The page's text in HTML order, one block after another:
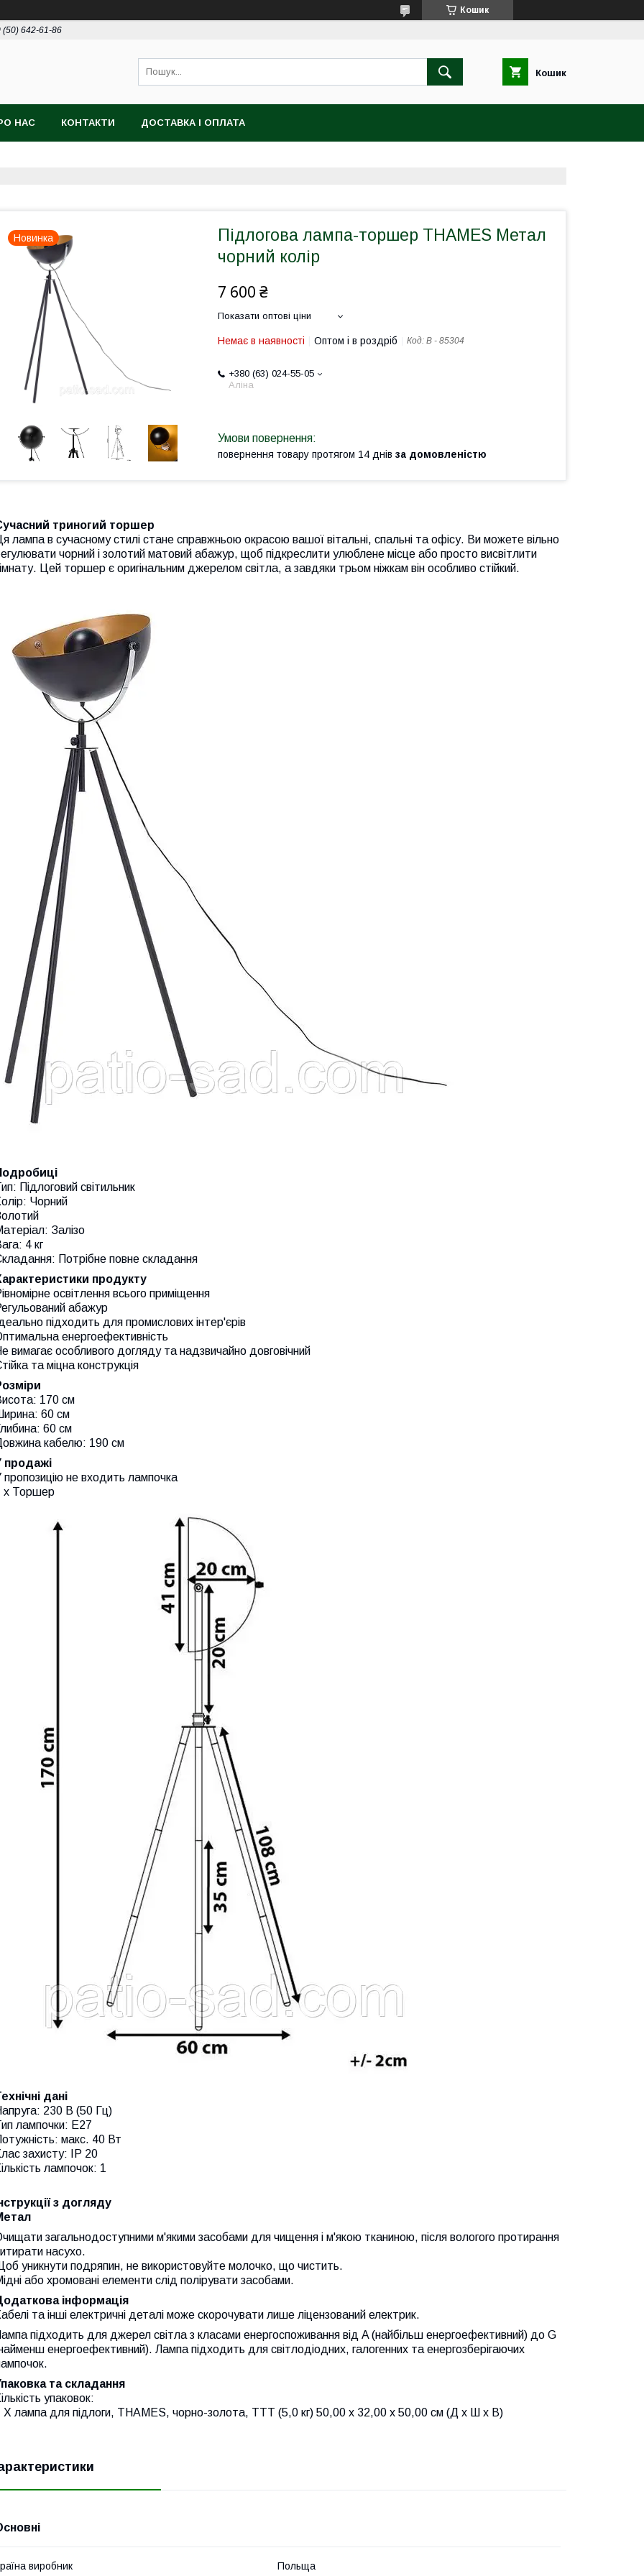
Кошик
(50) 642-61-86
Кошик
НАС КОНТАКТИ ДОСТАВКА І ОПЛАТА
Новинка
Підлогова лампа-торшер THAMES Метал
чорний колір
7 600 ₴
Показати оптові ціни
Немає в наявності Оптом і в роздріб Код: В - 85304
+380 (63) 024-55-05
Аліна
повернення товару протягом 14 днів за домовленістю
триногий торшер
лампа в сучасному стилі стане справжньою окрасою вашої вітальні, спальні та офісу. Ви можете вільно
чорний і золотий матовий абажур, щоб підкреслити улюблене місце або просто висвітлити
Цей торшер є оригінальним джерелом світла, а завдяки трьом ніжкам він особливо стійкий.
Підлоговий світильник
Чорний
Залізо
4 кг
Потрібне повне складання
продукту
освітлення всього приміщення
абажур
підходить для промислових інтер'єрів
енергоефективність
вимагає особливого догляду та надзвичайно довговічний
та міцна конструкція
170 см
60 ​​см
60 ​​см
кабелю: 190 см
продажі
пропозицію не входить лампочка
х Торшер
дані
230 В (50 Гц)
лампочки: E27
макс. 40 Вт
захисту: IP 20
лампочок: 1
з догляду
загальнодоступними м'якими засобами для чищення і м'якою тканиною, після вологого протирання
насухо.
уникнути подряпин, не використовуйте молочко, що чистить.
або хромовані елементи слід полірувати засобами.
інформація
та інші електричні деталі може скорочувати лише ліцензований електрик.
підходить для джерел світла з класами енергоспоживання від A (найбільш енергоефективний) до G
енергоефективний). Лампа підходить для світлодіодних, галогенних та енергозберігаючих
та складання
упаковок:
X лампа для підлоги, THAMES, чорно-золота, TTT (5,0 кг) 50,00 x 32,00 x 50,00 см (Д x Ш x В)
виробник Польща